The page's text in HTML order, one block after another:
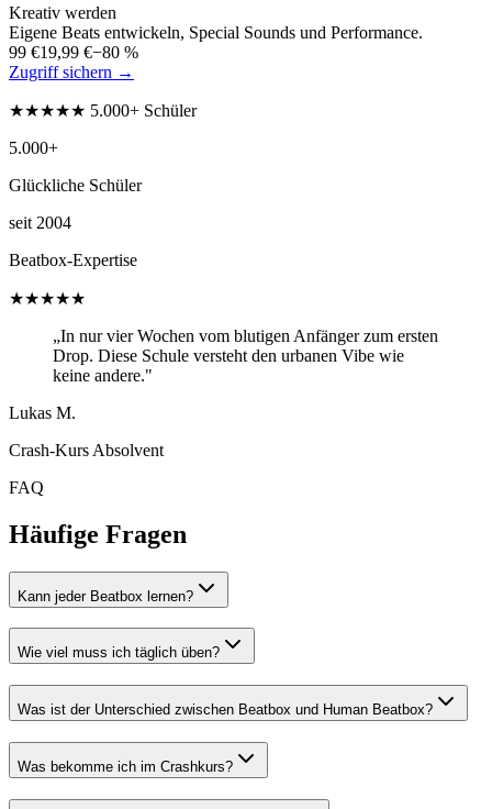
Kreativ werden
Eigene Beats entwickeln, Special Sounds und Performance.
99 €19,99 €−80 %
Zugriff sichern →
★★★★★ 5.000+ Schüler
5.000+
Glückliche Schüler
seit 2004
Beatbox-Expertise
★★★★★
„In nur vier Wochen vom blutigen Anfänger zum ersten
Drop. Diese Schule versteht den urbanen Vibe wie
keine andere."
Lukas M.
Crash-Kurs Absolvent
FAQ
Häufige Fragen
Kann jeder Beatbox lernen?
Wie viel muss ich täglich üben?
Was ist der Unterschied zwischen Beatbox und Human Beatbox?
Was bekomme ich im Crashkurs?